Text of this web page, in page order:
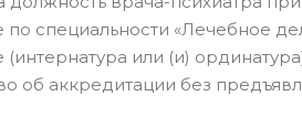
специальности «Лечебное
или (и)
об аккредитации без